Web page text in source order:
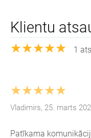
Klientu
★★★★★ 1
★★★★★
Vladimirs, 25. marts
Patīkama